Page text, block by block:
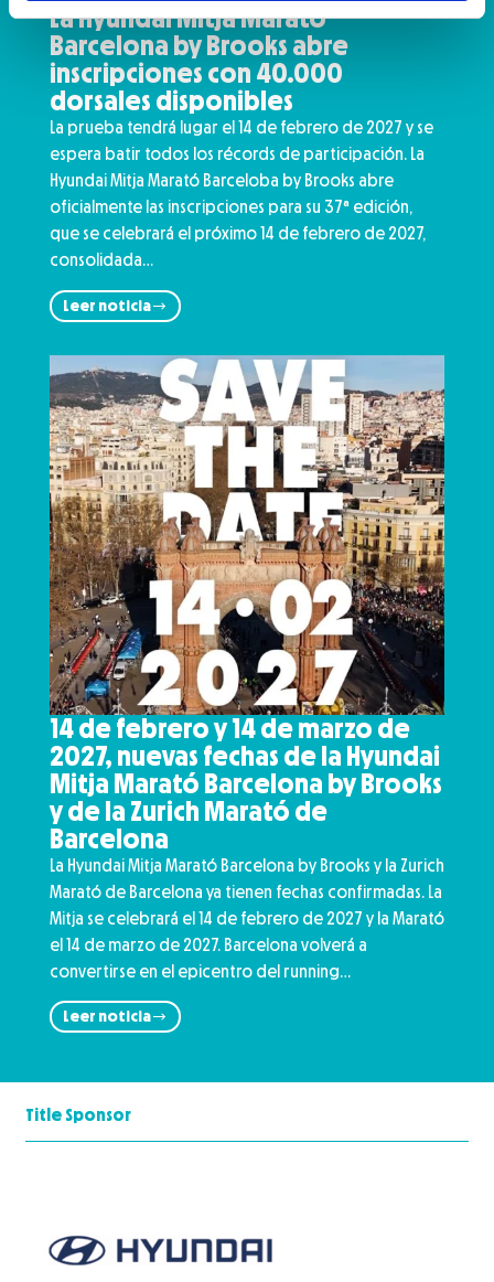
La Hyundai Mitja Marató
Barcelona by Brooks abre
inscripciones con 40.000
dorsales disponibles
La prueba tendrá lugar el 14 de febrero de 2027 y se
espera batir todos los récords de participación. La
Hyundai Mitja Marató Barceloba by Brooks abre
oficialmente las inscripciones para su 37ª edición,
que se celebrará el próximo 14 de febrero de 2027,
consolidada…
Leer noticia
14 de febrero y 14 de marzo de
2027, nuevas fechas de la Hyundai
Mitja Marató Barcelona by Brooks
y de la Zurich Marató de
Barcelona
La Hyundai Mitja Marató Barcelona by Brooks y la Zurich
Marató de Barcelona ya tienen fechas confirmadas. La
Mitja se celebrará el 14 de febrero de 2027 y la Marató
el 14 de marzo de 2027. Barcelona volverá a
convertirse en el epicentro del running…
Leer noticia
Title Sponsor